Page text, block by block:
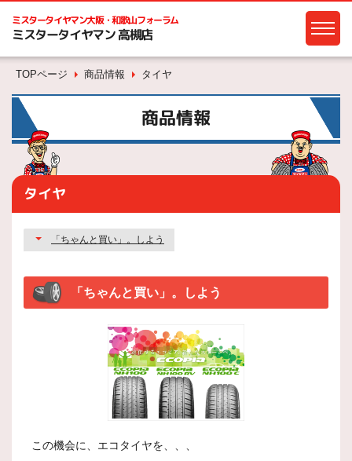
ミスタータイヤマン大阪・和歌山フォーラム
ミスタータイヤマン 高槻店
TOPページ 商品情報 タイヤ
商品情報
タイヤ
「ちゃんと買い」。しよう
「ちゃんと買い」。しよう
この機会に、エコタイヤを、、、